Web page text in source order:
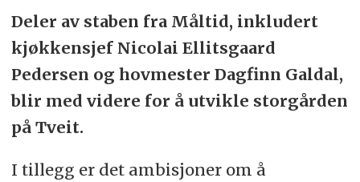
Deler av staben fra Måltid, inkludert
kjøkkensjef Nicolai Ellitsgaard
Pedersen og hovmester Dagfinn Galdal,
blir med videre for å utvikle storgården
på Tveit.
I tillegg er det ambisjoner om å